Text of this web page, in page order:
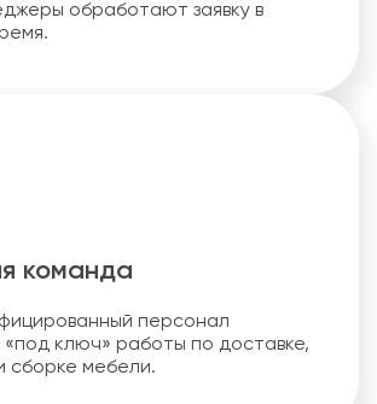
обработают заявку в
команда
персонал
«под ключ» работы по доставке,
сборке мебели.